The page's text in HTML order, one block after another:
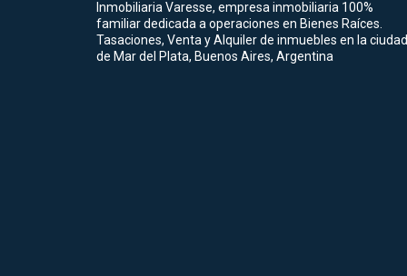
Inmobiliaria Varesse, empresa inmobiliaria 100%
familiar dedicada a operaciones en Bienes Raíces.
Tasaciones, Venta y Alquiler de inmuebles en la ciudad
de Mar del Plata, Buenos Aires, Argentina